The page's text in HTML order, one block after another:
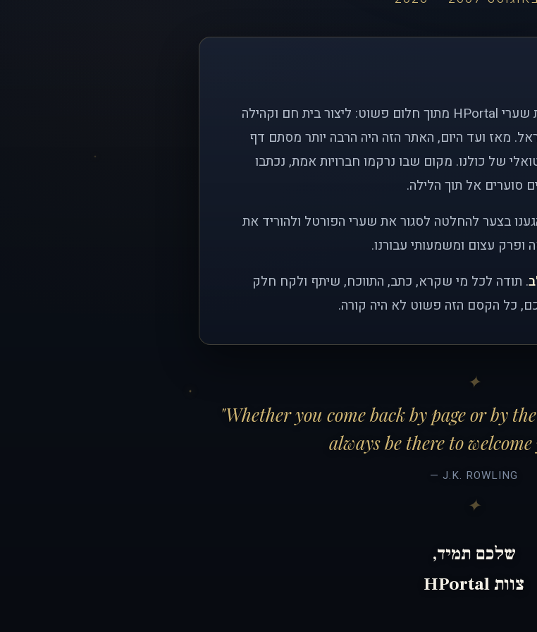
לפני כמעט שני עשורים, פתחנו את שערי HPortal מתוך חלום פשוט: ליצור בית חם וקהילה
מאז ועד היום, האתר הזה היה הרבה יותר מסתם דף
של כולנו. מקום שבו נרקמו חברויות אמת, נכתבו
סוערים אל תוך הלילה.
בצער להחלטה לסגור את שערי הפורטל ולהוריד את
עצום ומשמעותי עבורנו.
. תודה לכל מי שקרא, כתב, התווכח, שיתף ולקח חלק
כל הקסם הזה פשוט לא היה קורה.
"Whether you come back by page or by
always be there to
— J.K. ROWLING
שלכם תמיד,
צוות HPortal